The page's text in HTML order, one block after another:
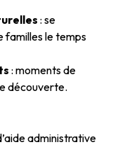
: se
familles le temps
: moments de
découverte.
administrative